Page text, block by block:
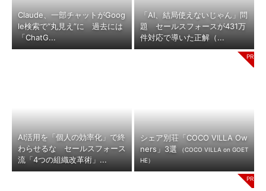
Claude、一部チャットがGoog
le検索で“丸見え”に 過去には
「ChatG...
「AI、結局使えないじゃん」問
題 セールスフォースが431万
件対応で導いた正解（...
AI活用を「個人の効率化」で終
わらせるな セールスフォース
流「4つの組織改革術」...
シェア別荘「COCO VILLA Ow
ners」3選
（COCO VILLA on GOET
HE）